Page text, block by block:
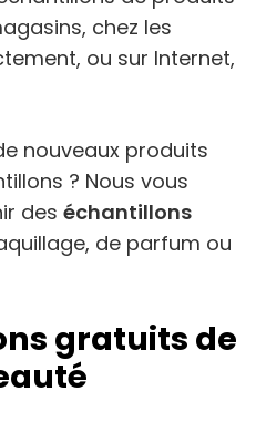
chez les
ou sur Internet,
nouveaux produits
? Nous vous
des échantillons
de parfum ou
gratuits de